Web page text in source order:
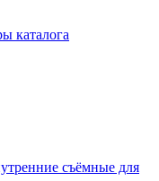
каталога
съёмные для